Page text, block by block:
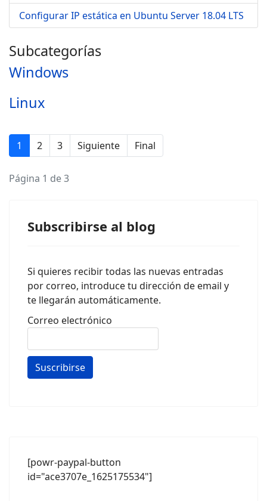
Configurar IP estática en Ubuntu Server 18.04 LTS
Subcategorías
Windows
Linux
1 2 3 Siguiente Final
Página 1 de 3
Subscribirse al blog
Si quieres recibir todas las nuevas entradas
por correo, introduce tu dirección de email y
te llegarán automáticamente.
Correo electrónico
[powr-paypal-button
id="ace3707e_1625175534"]